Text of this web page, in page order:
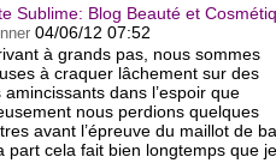
Sublime: Blog Beauté et
04/06/12 07:52
à grands pas, nous sommes
à craquer lâchement sur des
amincissants dans l’espoir que
nous perdions quelques
avant l’épreuve du maillot de
part cela fait bien longtemps que